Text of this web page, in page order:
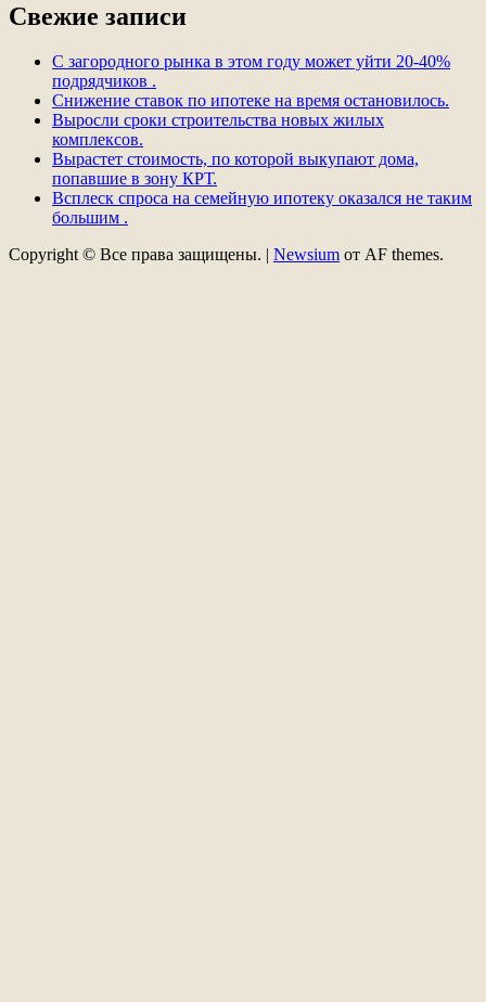
Свежие записи
С загородного рынка в этом году может уйти 20-40%
подрядчиков .
Снижение ставок по ипотеке на время остановилось.
Выросли сроки строительства новых жилых
комплексов.
Вырастет стоимость, по которой выкупают дома,
попавшие в зону КРТ.
Всплеск спроса на семейную ипотеку оказался не таким
большим .
Copyright © Все права защищены. | Newsium от AF themes.